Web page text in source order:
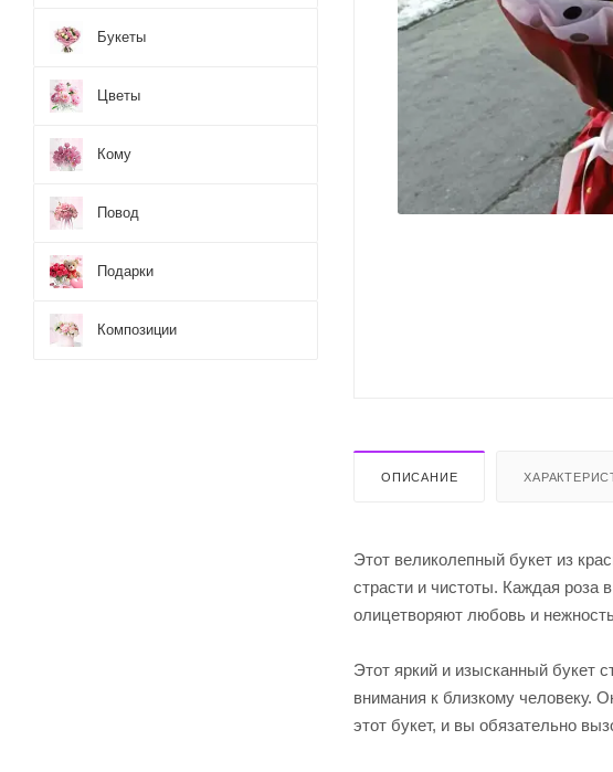
ОПИСАНИЕ
Этот великолепный букет из
страсти и чистоты. Каждая роза
олицетворяют любовь и
Этот яркий и изысканный букет
внимания к близкому человеку.
этот букет, и вы обязательно
Букеты
Цветы
Кому
Повод
Подарки
Композиции